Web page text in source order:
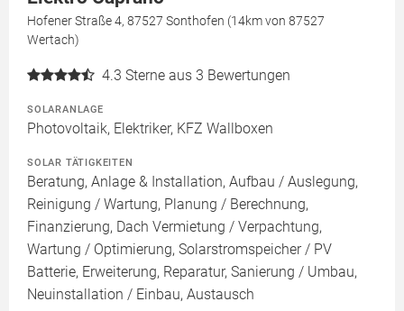
Hofener Straße 4, 87527 Sonthofen (14km von 87527
Wertach)
4.3 Sterne aus 3 Bewertungen
SOLARANLAGE
Photovoltaik, Elektriker, KFZ Wallboxen
SOLAR TÄTIGKEITEN
Beratung, Anlage & Installation, Aufbau / Auslegung,
Reinigung / Wartung, Planung / Berechnung,
Finanzierung, Dach Vermietung / Verpachtung,
Wartung / Optimierung, Solarstromspeicher / PV
Batterie, Erweiterung, Reparatur, Sanierung / Umbau,
Neuinstallation / Einbau, Austausch